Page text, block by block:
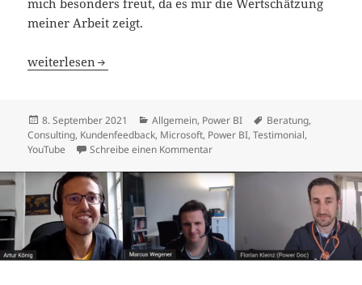
mich besonders freut, da es mir die Wertschätzung
meiner Arbeit zeigt.
Positives Kundenfeedback als Motivationsschub
weiterlesen
Veröffentlicht
am
8. September 2021 Kategorien
Allgemein, Power BI Schlagwörter
Beratung,
Consulting, Kundenfeedback, Microsoft, Power BI,Testimonial,
YouTube
Schreibe einen Kommentarzu Positives Kundenfeedback